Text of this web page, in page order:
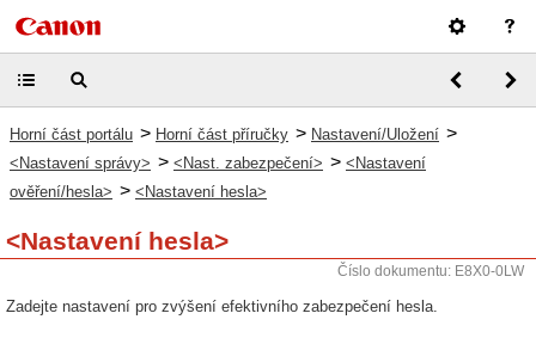
Horní část portálu > Horní část příručky > Nastavení/Uložení >
<Nastavení správy> > <Nast. zabezpečení> > <Nastavení
ověření/hesla> > <Nastavení hesla>
<Nastavení hesla>
Číslo dokumentu: E8X0-0LW
Zadejte nastavení pro zvýšení efektivního zabezpečení hesla.